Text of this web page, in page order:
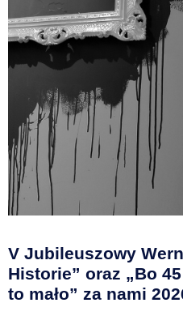
V Jubileuszowy
Historie” oraz „Bo
to mało” za nami